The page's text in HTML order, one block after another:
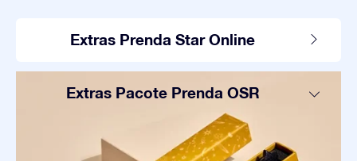
Extras Prenda Star Online
Extras Pacote Prenda OSR